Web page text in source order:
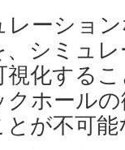
レーショ
、シミュ
化する
クホール
が不可